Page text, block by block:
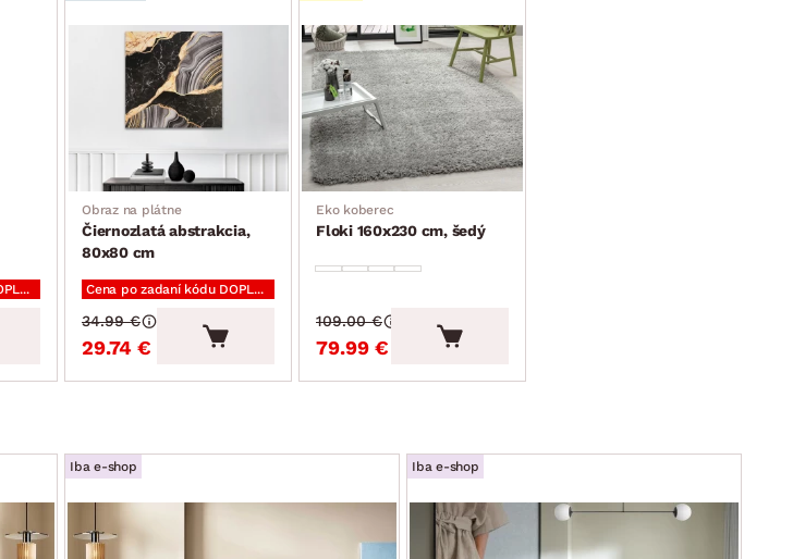
lôžko ľahko vznikne po vysunutí sedadla vpred a sklopení operadla)
Cena po zadaní kódu DOPLNKY
Obraz na plátne
Čiernozlatá abstrakcia,
80x80 cm
Cena po zadaní kódu DOPLNKY
29.74 €
34.99 €
Eko koberec
Floki 160x230 cm, šedý
79.99 €
109.00 €
Iba e-shop Iba e-shop